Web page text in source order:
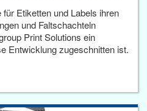
Etiketten und Labels ihren
und Faltschachteln
Print Solutions ein
Entwicklung zugeschnitten ist.